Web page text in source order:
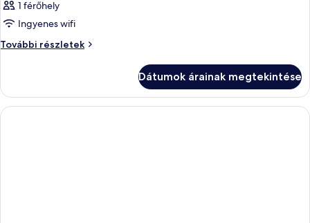
1 férőhely
Ingyenes wifi
További részletek
Szoba
Dátumok árainak megtekintése